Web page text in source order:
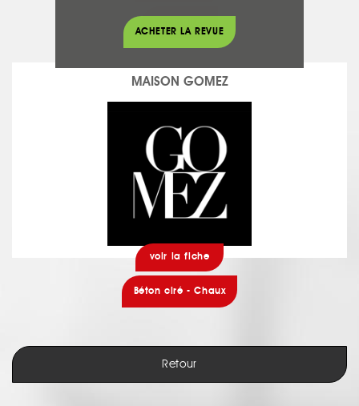
MAISON GOMEZ
voir la fiche
Béton ciré - Chaux
Retour
ACHETER LA REVUE